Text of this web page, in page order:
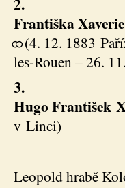
Františka Xaverie
⚭ (4. 12. 1883
les-Rouen – 26.
3.
Hugo František
v Linci)
Leopold hrabě